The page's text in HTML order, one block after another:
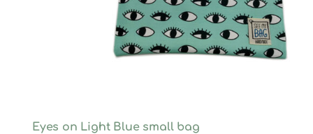
Eyes on Light Blue small bag